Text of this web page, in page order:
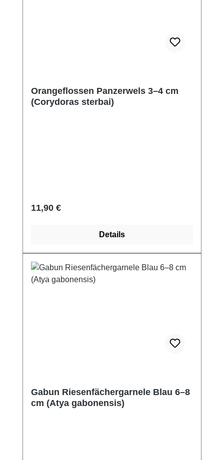
Orangeflossen Panzerwels 3–4 cm
(Corydoras sterbai)
Regulärer Preis:
11,90 €
Details
Gabun Riesenfächergarnele Blau 6–8
cm (Atya gabonensis)